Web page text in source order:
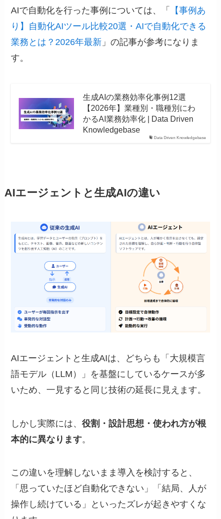
AIで自動化を行った事例については、「
【事例あ
り】自動化AIツール比較20選・AIで自動化できる
業務とは？2026年最新 」の記事が参考になりま
す。
Data Driven Knowledgebase
生成AIの業務効率化事例12選
【2026年】業種別・職種別にわ
かるAI業務効率化 | Data Driven
Knowledgebase
AIエージェントと生成AIの違い
AIエージェントと生成AIは、どちらも「大規模言
語モデル（LLM）」を基盤にしているケースが多
いため、一見すると同じ技術の延長に見えます。
しかし実際には、役割・設計思想・使われ方が根
本的に異なります。
この違いを理解しないまま導入を検討すると、
「思っていたほど自動化できない」「結局、人が
操作し続けている」といったズレが起きやすくな